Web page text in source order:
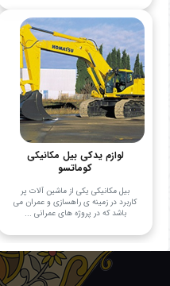
لوازم یدکی بیل مکانیکی
کوماتسو
بیل مکانیکی یکی از ماشین آلات پر
کاربرد در زمینه ی راهسازی و عمران می
باشد که در پروژه های عمرانی ...